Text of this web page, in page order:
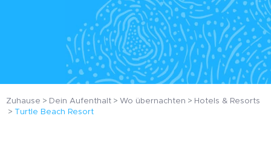
Zuhause Dein Aufenthalt Wo übernachten
Hotels & Resorts
Turtle Beach Resort